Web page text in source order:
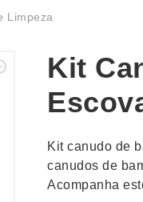
Pessoais
e Jogos
Limpeza
Kit
Kit canudo de
canudos de
Acompanha